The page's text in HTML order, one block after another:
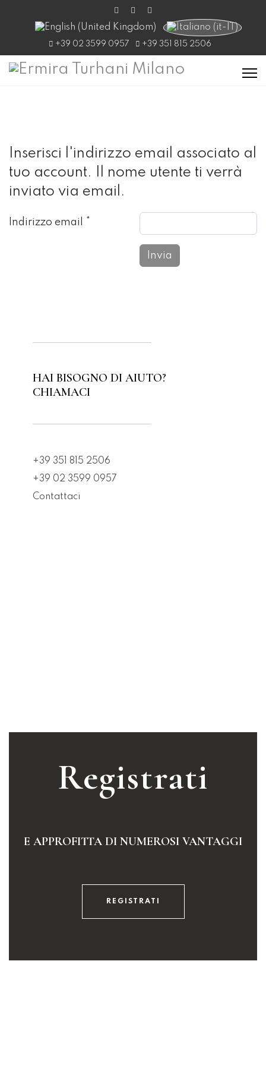
Seleziona la tua lingua
+39 02 3599 0957 +39 351 815 2506
Inserisci l'indirizzo email associato al
tuo account. Il nome utente ti verrà
inviato via email.
Indirizzo email *
Invia
HAI BISOGNO DI AIUTO?
CHIAMACI
+39 351 815 2506
+39 02 3599 0957
Contattaci
Registrati
E APPROFITTA DI NUMEROSI VANTAGGI
REGISTRATI